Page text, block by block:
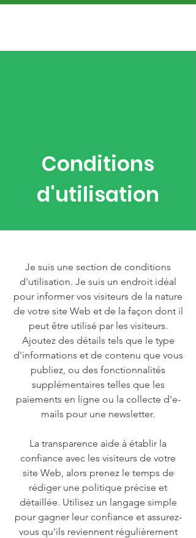
Conditions
d'utilisation
Je suis une section de conditions
d'utilisation. Je suis un endroit idéal
pour informer vos visiteurs de la nature
de votre site Web et de la façon dont il
peut être utilisé par les visiteurs.
Ajoutez des détails tels que le type
d'informations et de contenu que vous
publiez, ou des fonctionnalités
supplémentaires telles que les
paiements en ligne ou la collecte d'e-
mails pour une newsletter.
La transparence aide à établir la
confiance avec les visiteurs de votre
site Web, alors prenez le temps de
rédiger une politique précise et
détaillée. Utilisez un langage simple
pour gagner leur confiance et assurez-
vous qu'ils reviennent régulièrement